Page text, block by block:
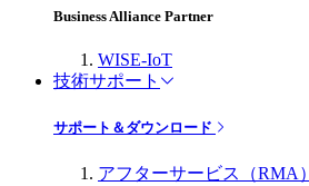
Business Alliance Partner
WISE-IoT
技術サポート
サポート＆ダウンロード
アフターサービス（RMA）